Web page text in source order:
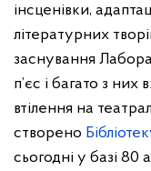
інсценівки,
літературних
заснування
п’єс і багато з
втілення на
створено
сьогодні у базі 80